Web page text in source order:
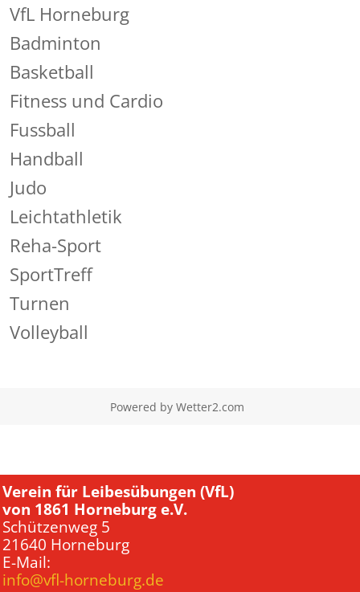
VfL Horneburg
Badminton
Basketball
Fitness und Cardio
Fussball
Handball
Judo
Leichtathletik
Reha-Sport
SportTreff
Turnen
Volleyball
Powered by Wetter2.com
Verein für Leibesübungen (VfL)
von 1861 Horneburg e.V.
Schützenweg 5
21640 Horneburg
E-Mail:
info@vfl-horneburg.de